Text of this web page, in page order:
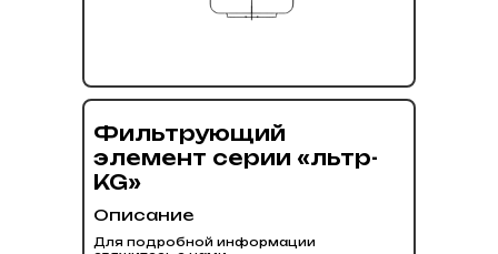
Фильтрующий
элемент серии «льтр-
KG»
Описание
Для подробной информации